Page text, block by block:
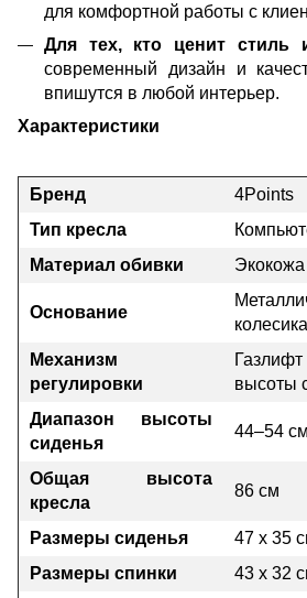
для комфортной работы с
Для тех, кто ценит стиль
современный дизайн и
впишутся в любой интерьер.
Характеристики
Бренд
4Points
Тип кресла
Материал обивки
Экокожа
Основание
Механизм
регулировки
высоты
Диапазон высоты
сиденья
44–54 см
Общая высота
кресла
86 см
Размеры сиденья
47 х 35
Размеры спинки
43 х 32